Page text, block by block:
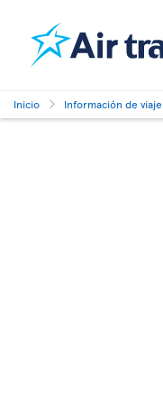
Inicio Información de viaje